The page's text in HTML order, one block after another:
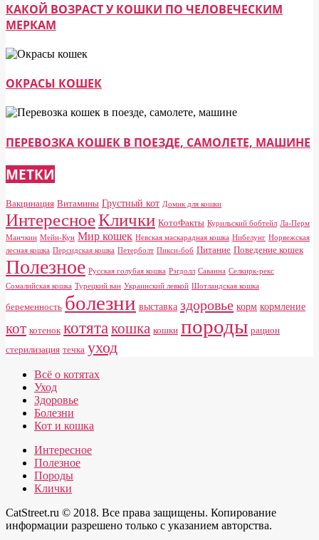
КАКОЙ ВОЗРАСТ У КОШКИ ПО ЧЕЛОВЕЧЕСКИМ
МЕРКАМ
ОКРАСЫ КОШЕК
ПЕРЕВОЗКА КОШЕК В ПОЕЗДЕ, САМОЛЕТЕ, МАШИНЕ
МЕТКИ
Вакцинация Витамины Грустный кот Домик для кошки
ИнтересноеКлички КотоФакты Курильский бобтейл Ла-Перм
Манчкин Мейн-Кун Мир кошек Невская маскарадная кошка Нибелунг Норвежская
лесная кошка Персидская кошка Петерболт Пикси-боб Питание Поведение кошек
Полезное Русская голубая кошка Рэгдолл Саванна Селкирк-рекс
Сомалийская кошка Турецкий ван Украинский левкой Шотландская кошка
беременность болезни выставка здоровье корм кормление
кот котенок котята кошка кошки породы рацион
стерилизация течка уход
Всё о котятах
Уход
Здоровье
Болезни
Кот и кошка
Интересное
Полезное
Породы
Клички
CatStreet.ru © 2018. Все права защищены. Копирование
информации разрешено только с указанием авторства.